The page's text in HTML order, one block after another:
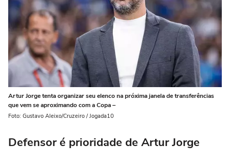
Artur Jorge tenta organizar seu elenco na próxima janela de transferências
que vem se aproximando com a Copa –
Foto: Gustavo Aleixo/Cruzeiro / Jogada10
Defensor é prioridade de Artur Jorge